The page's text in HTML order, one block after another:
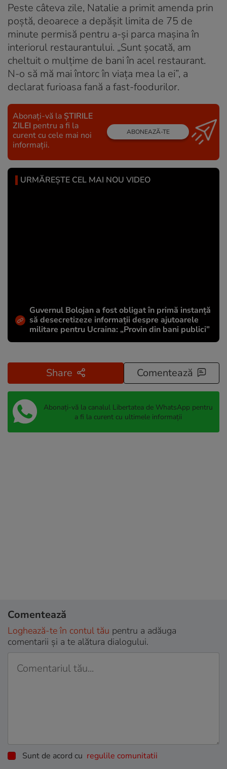
Peste câteva zile, Natalie a primit amenda prin
poştă, deoarece a depăşit limita de 75 de
minute permisă pentru a-şi parca maşina în
interiorul restaurantului. „Sunt şocată, am
cheltuit o mulţime de bani în acel restaurant.
N-o să mă mai întorc în viaţa mea la ei”, a
declarat furioasa fană a fast-foodurilor.
Abonați-vă la ȘTIRILE
ZILEI pentru a fi la
curent cu cele mai noi
informații.
ABONEAZĂ-TE
URMĂREȘTE CEL MAI NOU VIDEO
Guvernul Bolojan a fost obligat în primă instanță
să desecretizeze informații despre ajutoarele
militare pentru Ucraina: „Provin din bani publici”
Share Comentează
Abonați-vă la canalul Libertatea de WhatsApp pentru
a fi la curent cu ultimele informații
Comentează
Loghează-te în contul tău pentru a adăuga
comentarii și a te alătura dialogului.
Sunt de acord cu regulile comunitatii